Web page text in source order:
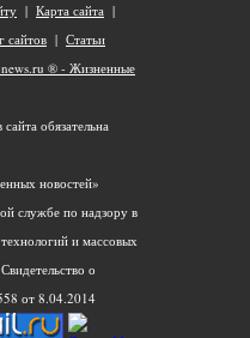
| Карта сайта |
сайтов | Статьи
® - Жизненные
обязательна
новостей»
службе по надзору в
и массовых
о
от 8.04.2014